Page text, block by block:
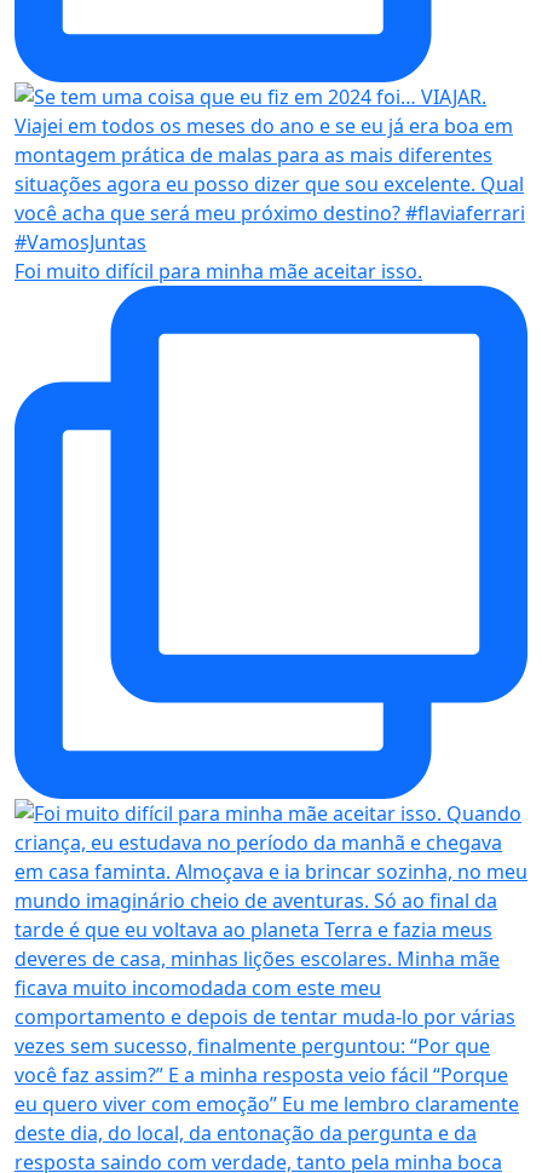
Foi muito difícil para minha mãe aceitar isso.